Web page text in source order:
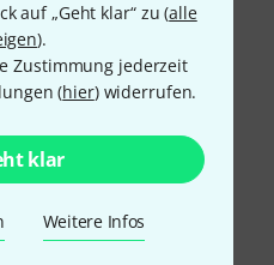
auf „Geht klar“ zu (alle
).
Zustimmung jederzeit
(hier) widerrufen.
klar
Weitere Infos
Produkt
seit Jahren für mein erstes
eine weitere Stange
für meine Auftritte